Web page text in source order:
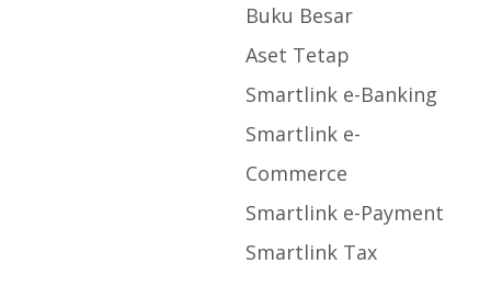
Buku Besar
Aset Tetap
Smartlink e-Banking
Smartlink e-
Commerce
Smartlink e-Payment
Smartlink Tax